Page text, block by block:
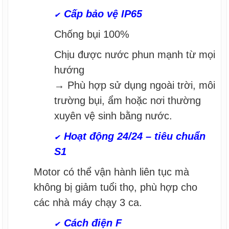
✔ Cấp bảo vệ IP65
Chống bụi 100%
Chịu được nước phun mạnh từ mọi
hướng
→ Phù hợp sử dụng ngoài trời, môi
trường bụi, ẩm hoặc nơi thường
xuyên vệ sinh bằng nước.
✔ Hoạt động 24/24 – tiêu chuẩn
S1
Motor có thể vận hành liên tục mà
không bị giảm tuổi thọ, phù hợp cho
các nhà máy chạy 3 ca.
✔ Cách điện F